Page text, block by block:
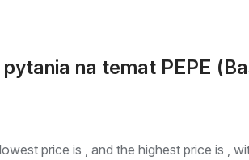
na temat PEPE
price is , and the highest price is ,